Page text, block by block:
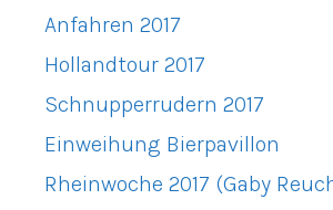
Anfahren 2017
Hollandtour 2017
Schnupperrudern 2017
Einweihung Bierpavillon
Rheinwoche 2017 (Gaby